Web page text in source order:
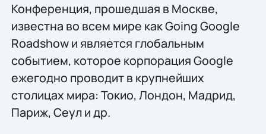
Конференция, прошедшая в Москве,
известна во всем мире как Going Google
Roadshow и является глобальным
событием, которое корпорация Google
ежегодно проводит в крупнейших
столицах мира: Токио, Лондон, Мадрид,
Париж, Сеул и др.